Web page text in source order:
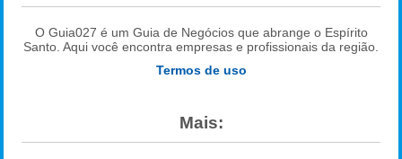
O Guia027 é um Guia de Negócios que abrange o Espírito
Santo. Aqui você encontra empresas e profissionais da região.
Termos de uso
Mais: